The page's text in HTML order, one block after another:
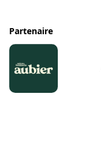
Partenaire